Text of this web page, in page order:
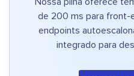
Nossa pilha oferece
de 200 ms para front-
endpoints
integrado para